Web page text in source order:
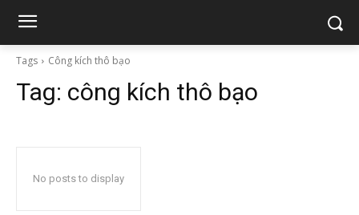
Tags Công kích thô bạo
Tag: công kích thô bạo
No posts to display